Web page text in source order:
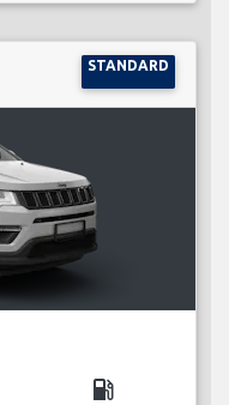
STANDARD
local_gas_station